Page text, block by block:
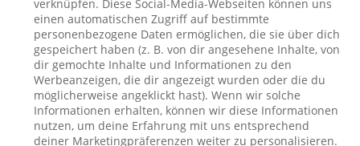
verknüpfen. Diese Social-Media-Webseiten können uns
einen automatischen Zugriff auf bestimmte
personenbezogene Daten ermöglichen, die sie über dich
gespeichert haben (z. B. von dir angesehene Inhalte, von
dir gemochte Inhalte und Informationen zu den
Werbeanzeigen, die dir angezeigt wurden oder die du
möglicherweise angeklickt hast). Wenn wir solche
Informationen erhalten, können wir diese Informationen
nutzen, um deine Erfahrung mit uns entsprechend
deiner Marketingpräferenzen weiter zu personalisieren.